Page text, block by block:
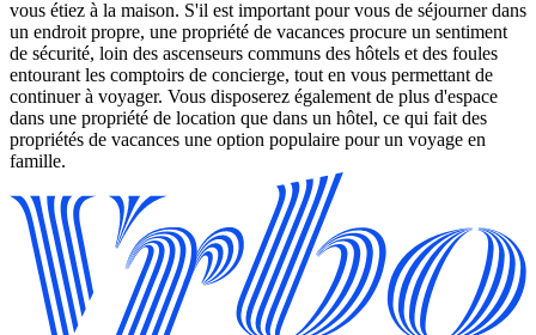
vous étiez à la maison. S'il est important pour vous de séjourner dans
un endroit propre, une propriété de vacances procure un sentiment
de sécurité, loin des ascenseurs communs des hôtels et des foules
entourant les comptoirs de concierge, tout en vous permettant de
continuer à voyager. Vous disposerez également de plus d'espace
dans une propriété de location que dans un hôtel, ce qui fait des
propriétés de vacances une option populaire pour un voyage en
famille.